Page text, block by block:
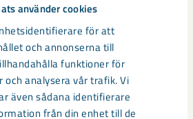
använder cookies
för att
och annonserna till
funktioner för
och analysera vår trafik. Vi
även sådana identifierare
från din enhet till de